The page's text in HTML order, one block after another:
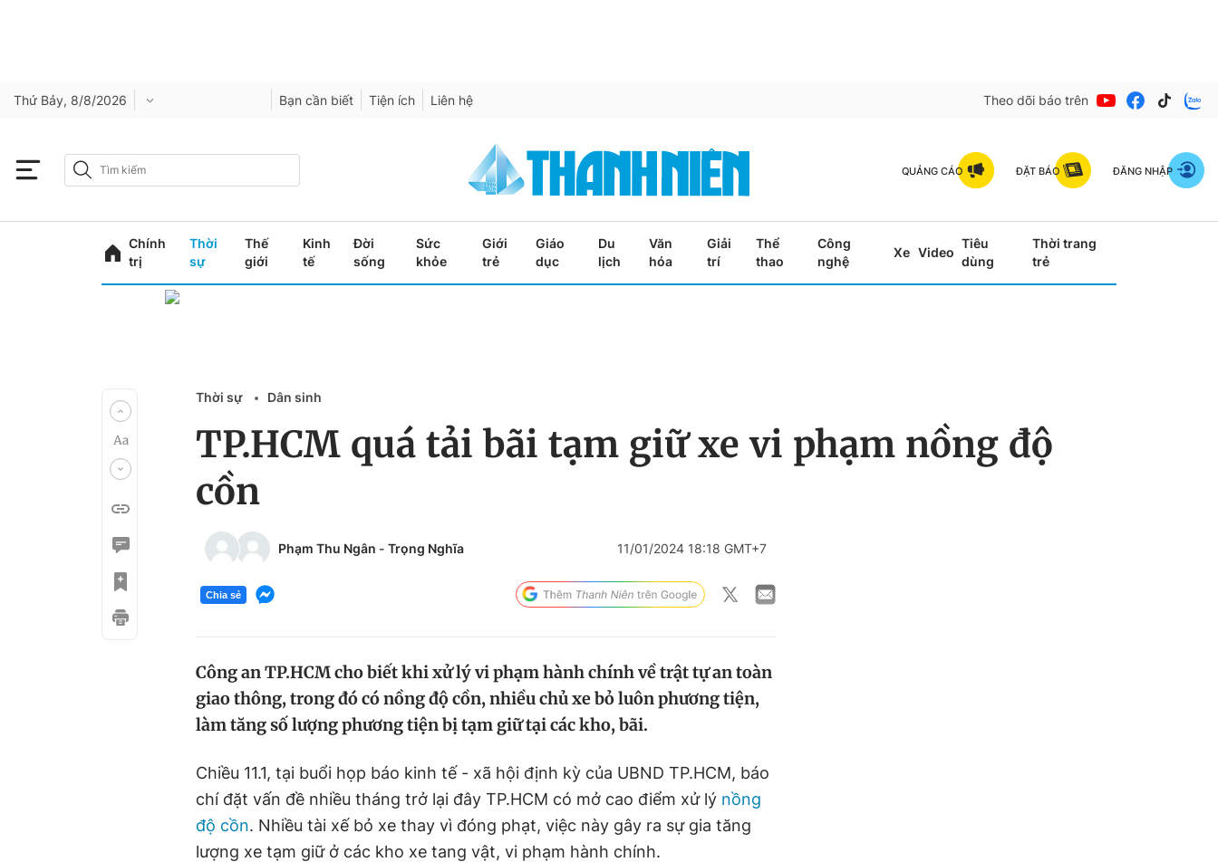
Thứ Bảy, 8/8/2026 Bạn cần biết Tiện ích Liên hệ Theo dõi báo trên
QUẢNG CÁO ĐẶT BÁO ĐĂNG NHẬP
Chính
trị
Thời
sự
Thế
giới
Kinh
tế
Đời
sống
Sức
khỏe
Giới
trẻ
Giáo
dục
Du
lịch
Văn
hóa
Giải
trí
Thể
thao
Công
nghệ
Xe Video
Tiêu
dùng
Thời trang
trẻ
Thời sự Dân sinh
TP.HCM quá tải bãi tạm giữ xe vi phạm nồng độ
cồn
Phạm Thu Ngân - Trọng Nghĩa 11/01/2024 18:18 GMT+7
Chia sẻ
Công an TP.HCM cho biết khi xử lý vi phạm hành chính về trật tự an toàn
giao thông, trong đó có nồng độ cồn, nhiều chủ xe bỏ luôn phương tiện,
làm tăng số lượng phương tiện bị tạm giữ tại các kho, bãi.
Chiều 11.1, tại buổi họp báo kinh tế - xã hội định kỳ của UBND TP.HCM, báo
chí đặt vấn đề nhiều tháng trở lại đây TP.HCM có mở cao điểm xử lý nồng
độ cồn. Nhiều tài xế bỏ xe thay vì đóng phạt, việc này gây ra sự gia tăng
lượng xe tạm giữ ở các kho xe tang vật, vi phạm hành chính.